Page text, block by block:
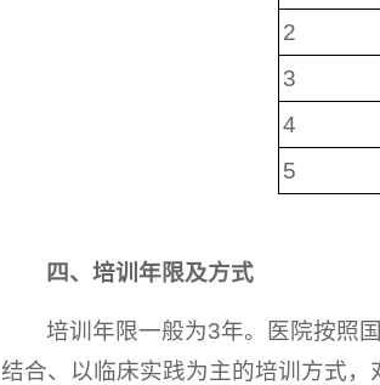
2
3
4
5
四、培训年限及方式
培训年限一般为3年。医院按照
结合、以临床实践为主的培训方式，